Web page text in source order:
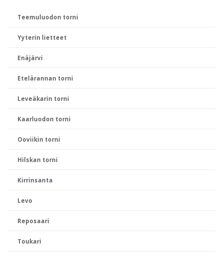
Teemuluodon torni
Yyterin lietteet
Enäjärvi
Etelärannan torni
Leveäkarin torni
Kaarluodon torni
Ooviikin torni
Hilskan torni
Kirrinsanta
Levo
Reposaari
Toukari